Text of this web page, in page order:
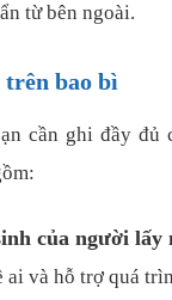
từ bên ngoài.
bao bì
cần ghi đầy đủ
của người lấy
ai và hỗ trợ quá